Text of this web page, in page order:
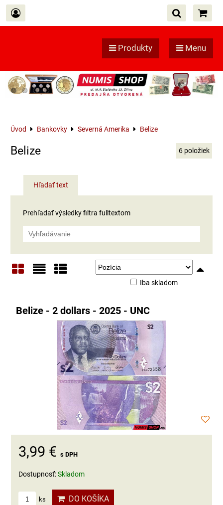
Produkty Menu
Úvod Bankovky Severná Amerika Belize
Belize 6 položiek
Hľadať text
Prehľadať výsledky filtra fulltextom
Iba skladom
Belize - 2 dollars - 2025 - UNC
3,99 € s DPH
Dostupnosť:Skladom
ks DO KOŠÍKA